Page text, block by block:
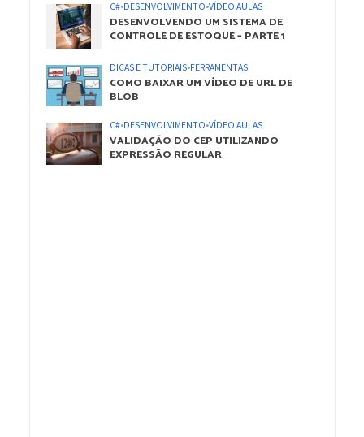
C#•DESENVOLVIMENTO•VÍDEO AULAS
DESENVOLVENDO UM SISTEMA DE
CONTROLE DE ESTOQUE – PARTE 1
DICAS E TUTORIAIS•FERRAMENTAS
COMO BAIXAR UM VÍDEO DE URL DE
BLOB
C#•DESENVOLVIMENTO•VÍDEO AULAS
VALIDAÇÃO DO CEP UTILIZANDO
EXPRESSÃO REGULAR